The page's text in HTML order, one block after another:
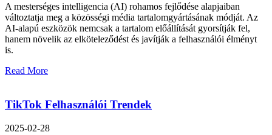
A mesterséges intelligencia (AI) rohamos fejlődése alapjaiban
változtatja meg a közösségi média tartalomgyártásának módját. Az
AI-alapú eszközök nemcsak a tartalom előállítását gyorsítják fel,
hanem növelik az elköteleződést és javítják a felhasználói élményt
is.
Read More
TikTok Felhasználói Trendek
2025-02-28